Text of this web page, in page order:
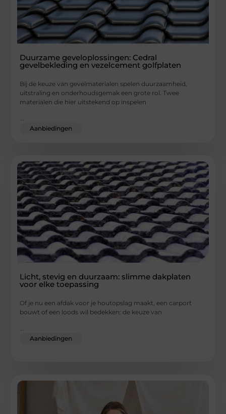
Duurzame geveloplossingen: Cedral
gevelbekleding en vezelcement golfplaten
Bij de keuze van gevelmaterialen spelen duurzaamheid,
uitstraling en onderhoudsgemak een grote rol. Twee
materialen die hier uitstekend op inspelen
...
Aanbiedingen
Licht, stevig en duurzaam: slimme dakplaten
voor elke toepassing
Of je nu een afdak voor je houtopslag maakt, een carport
bouwt of een loods wil bedekken: de keuze van
...
Aanbiedingen